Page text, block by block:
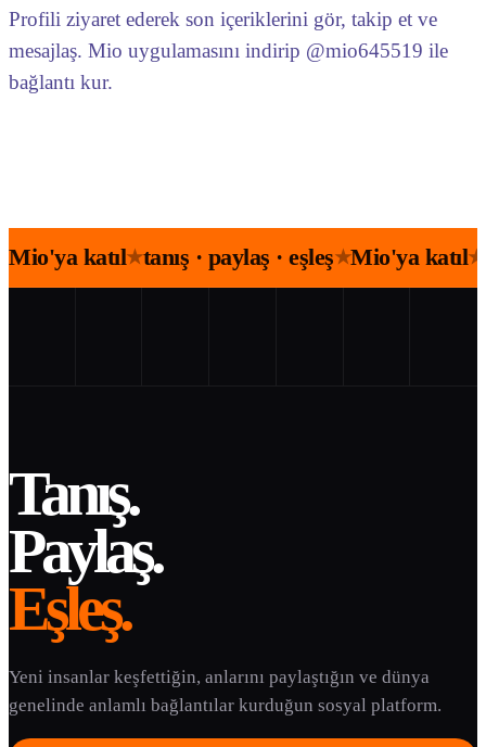
Profili ziyaret ederek son içeriklerini gör, takip et ve
mesajlaş. Mio uygulamasını indirip @mio645519 ile
bağlantı kur.
Mio'ya katıl★tanış · paylaş · eşleş★Mio'ya katıl★
Tanış.
Paylaş.
Eşleş.
Yeni insanlar keşfettiğin, anlarını paylaştığın ve dünya
genelinde anlamlı bağlantılar kurduğun sosyal platform.